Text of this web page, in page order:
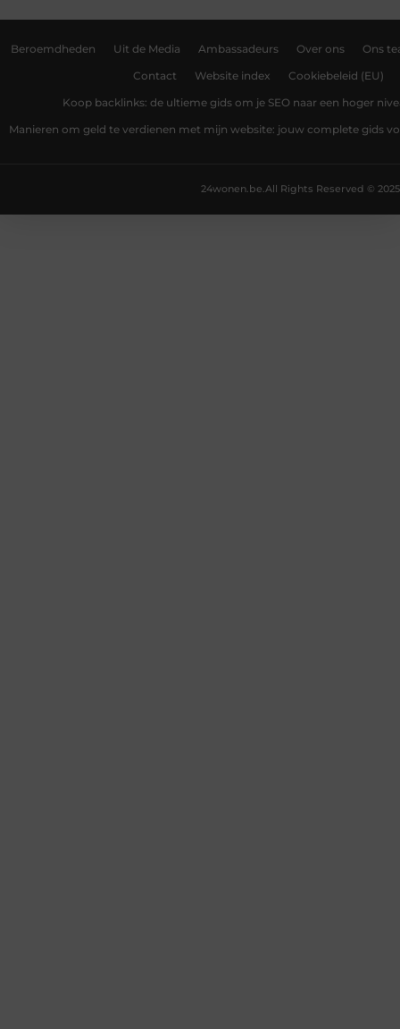
Beroemdheden Uit de Media Ambassadeurs Over ons Ons
Contact Website index Cookiebeleid (EU)
Koop backlinks: de ultieme gids om je SEO naar een hoger
Manieren om geld te verdienen met mijn website: jouw complete gids
All Rights Reserved © 2025
24wonen.be.